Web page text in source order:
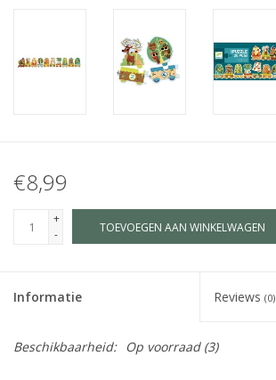
€8,99
+
-
TOEVOEGEN AAN WINKELWAGEN
Informatie Reviews (0)
Beschikbaarheid: Op voorraad(3)